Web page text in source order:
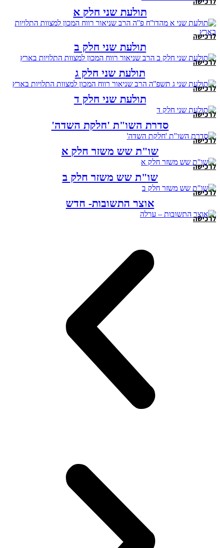
תולעת שני חלק א
לרכישה
תולעת שני חלק ב
לרכישה
תולעת שני חלק ג
לרכישה
תולעת שני חלק ד
לרכישה
סדרת השו"ת 'חלקת השדה'
לרכישה
שו"ת שש משזר חלק א
לרכישה
שו"ת שש משזר חלק ב
לרכישה
אוצר התשובות- חדש
לרכישה